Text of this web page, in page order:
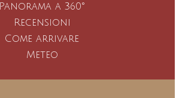
Panorama a 360°
Recensioni
Come arrivare
Meteo